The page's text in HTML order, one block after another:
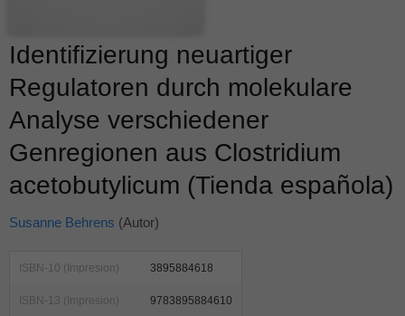
Identifizierung neuartiger
Regulatoren durch molekulare
Analyse verschiedener
Genregionen aus Clostridium
acetobutylicum (Tienda española)
Susanne Behrens (Autor)
ISBN-10 (Impresion) 3895884618
ISBN-13 (Impresion) 9783895884610